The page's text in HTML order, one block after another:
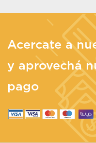
Acercate a
y aprovechá
pago